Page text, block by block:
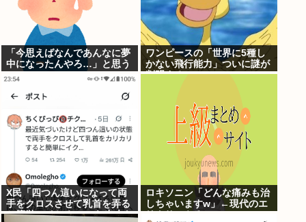
「今思えばなんであんなに夢
中になったんやろ…」と思う
コンテンツ
ワンピースの「世界に5種し
かない飛行能力」ついに謎が
判明するwww
X民「四つん這いになって両
手をクロスさせて乳首を弄る
と簡単にイケる」 これ出来な
ロキソニン「どんな痛みも治
しちゃいますw」←現代のエ